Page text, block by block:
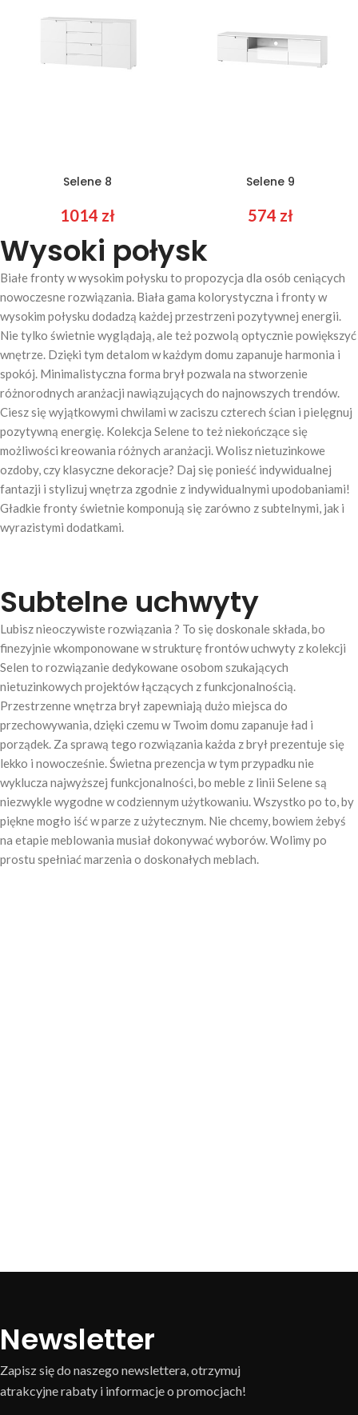
Selene 8
1014 zł
Selene 9
574 zł
Wysoki połysk
Białe fronty w wysokim połysku to propozycja dla osób ceniących
nowoczesne rozwiązania. Biała gama kolorystyczna i fronty w
wysokim połysku dodadzą każdej przestrzeni pozytywnej energii.
Nie tylko świetnie wyglądają, ale też pozwolą optycznie powiększyć
wnętrze. Dzięki tym detalom w każdym domu zapanuje harmonia i
spokój. Minimalistyczna forma brył pozwala na stworzenie
różnorodnych aranżacji nawiązujących do najnowszych trendów.
Ciesz się wyjątkowymi chwilami w zaciszu czterech ścian i pielęgnuj
pozytywną energię. Kolekcja Selene to też niekończące się
możliwości kreowania różnych aranżacji. Wolisz nietuzinkowe
ozdoby, czy klasyczne dekoracje? Daj się ponieść indywidualnej
fantazji i stylizuj wnętrza zgodnie z indywidualnymi upodobaniami!
Gładkie fronty świetnie komponują się zarówno z subtelnymi, jak i
wyrazistymi dodatkami.
Subtelne uchwyty
Lubisz nieoczywiste rozwiązania ? To się doskonale składa, bo
finezyjnie wkomponowane w strukturę frontów uchwyty z kolekcji
Selen to rozwiązanie dedykowane osobom szukających
nietuzinkowych projektów łączących z funkcjonalnością.
Przestrzenne wnętrza brył zapewniają dużo miejsca do
przechowywania, dzięki czemu w Twoim domu zapanuje ład i
porządek. Za sprawą tego rozwiązania każda z brył prezentuje się
lekko i nowocześnie. Świetna prezencja w tym przypadku nie
wyklucza najwyższej funkcjonalności, bo meble z linii Selene są
niezwykle wygodne w codziennym użytkowaniu. Wszystko po to, by
piękne mogło iść w parze z użytecznym. Nie chcemy, bowiem żebyś
na etapie meblowania musiał dokonywać wyborów. Wolimy po
prostu spełniać marzenia o doskonałych meblach.
Newsletter
Zapisz się do naszego newslettera, otrzymuj
atrakcyjne rabaty i informacje o promocjach!